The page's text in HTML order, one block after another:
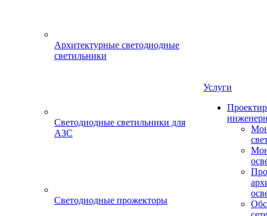
Архитектурные светодиодные
светильники
Светодиодные светильники для
АЗС
Светодиодные прожекторы
Услуги